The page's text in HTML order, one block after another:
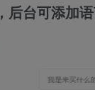
后台可添加